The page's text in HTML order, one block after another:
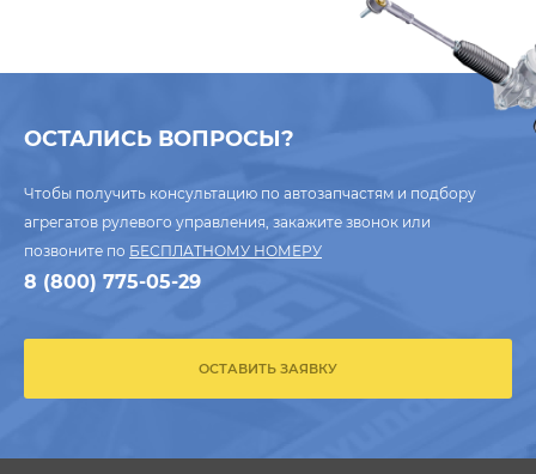
ОСТАЛИСЬ ВОПРОСЫ?
Чтобы получить консультацию по автозапчастям и подбору
агрегатов рулевого управления, закажите звонок или
позвоните по БЕСПЛАТНОМУ НОМЕРУ
8 (800) 775-05-29
ОСТАВИТЬ ЗАЯВКУ